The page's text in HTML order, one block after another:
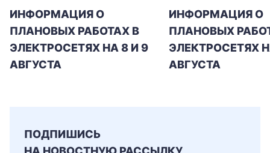
ИНФОРМАЦИЯ О
ПЛАНОВЫХ РАБОТАХ В
ЭЛЕКТРОСЕТЯХ НА 8 И 9
АВГУСТА
ИНФОРМАЦИЯ О
ПЛАНОВЫХ
ЭЛЕКТРОСЕТЯХ
АВГУСТА
ПОДПИШИСЬ